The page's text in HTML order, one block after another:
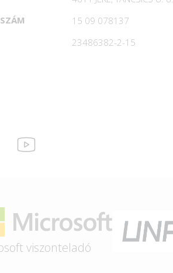
15 09 078137
23486382-2-15
viszonteladó